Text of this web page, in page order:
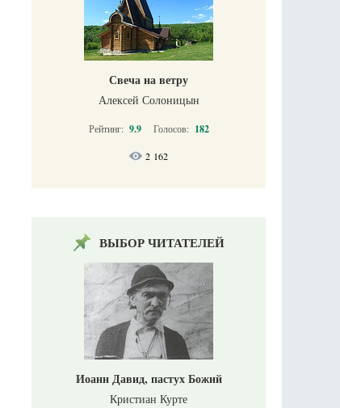
Свеча на ветру
Алексей Солоницын
Рейтинг: 9.9 Голосов: 182
2 162
ВЫБОР ЧИТАТЕЛЕЙ
Иоанн Давид, пастух Божий
Кристиан Курте